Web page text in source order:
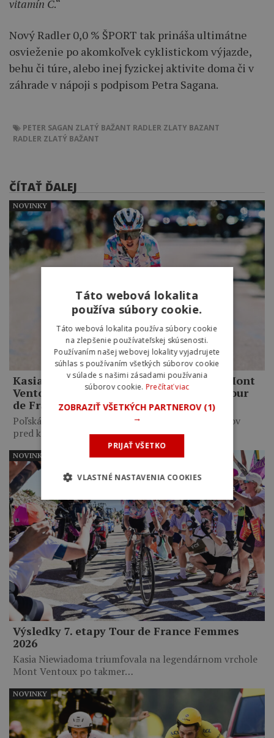
vitamín C.“
Nový Radler 0,0 % ŠPORT tak prináša ultimátne
osvieženie po akomkoľvek cyklistickom výjazde,
behu či túre, alebo inej fyzickej aktivite doma či v
záhrade v nápoji s podpisom Petra Sagana.
PETER SAGAN ZLATÝ BAŽANT RADLER ZLATY BAZANT
RADLER ZLATÝ BAŽANT
ČÍTAŤ ĎALEJ
Kasia Niewiadoma ovládla legendárny Mont
Ventoux. Po neuveriteľnom výkone na Tour
de France Femmes ide do žltého dresu
Poľská pretekárka zaútočila necelých 10 kilometrov
pred koncom etapy a…
NOVINKY
Výsledky 7. etapy Tour de France Femmes
2026
Kasia Niewiadoma triumfovala na legendárnom vrchole
Mont Ventoux po takmer…
NOVINKY
NOVINKY
Táto webová lokalita
používa súbory cookie.
Táto webová lokalita používa súbory cookie
na zlepšenie používateľskej skúsenosti.
Používaním našej webovej lokality vyjadrujete
súhlas s používaním všetkých súborov cookie
v súlade s našimi zásadami používania
súborov cookie. Prečítať viac
ZOBRAZIŤ VŠETKÝCH PARTNEROV (1)
→
PRIJAŤ VŠETKO
VLASTNÉ NASTAVENIA COOKIES